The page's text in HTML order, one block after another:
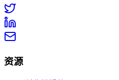
资源